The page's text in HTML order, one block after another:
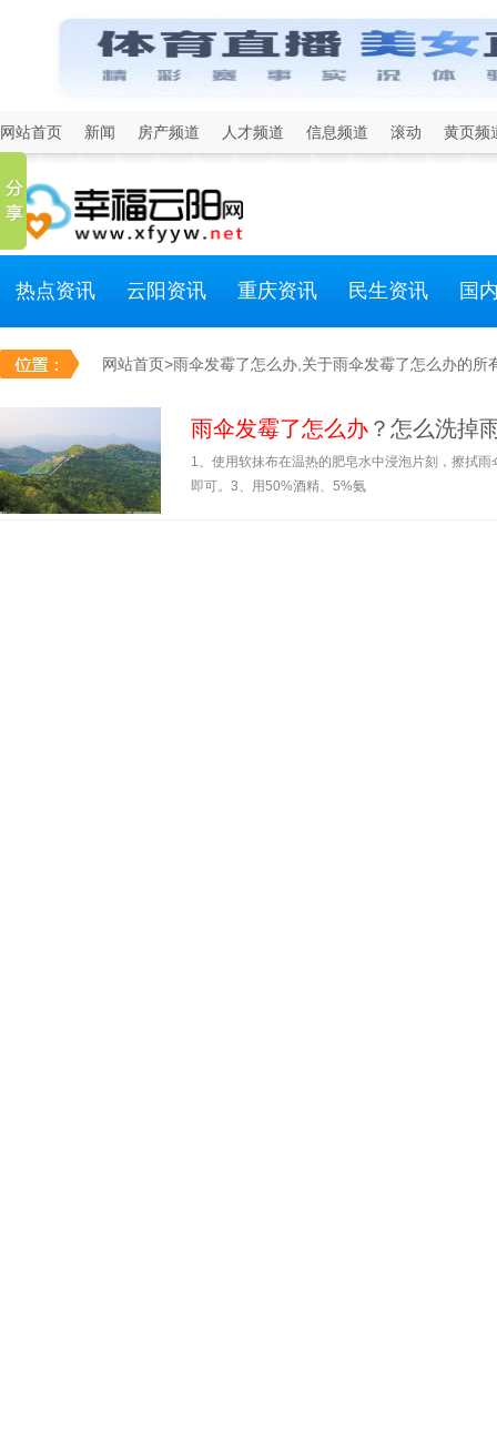
网站首页 新闻 房产频道 人才频道 信息频道 滚动 黄页频
热点资讯 云阳资讯 重庆资讯 民生资讯 国
网站首页>雨伞发霉了怎么办,关于雨伞发霉了怎么办的所
雨伞发霉了怎么办 ？怎么洗掉
1、使用软抹布在温热的肥皂水中浸泡片刻，擦拭
即可。3、用50%酒精、5%氨